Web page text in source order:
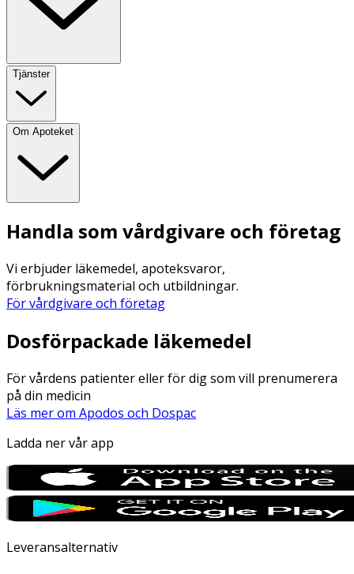
Tjänster
Om Apoteket
Handla som vårdgivare och företag
Vi erbjuder läkemedel, apoteksvaror,
förbrukningsmaterial och utbildningar.
För vårdgivare och företag
Dosförpackade läkemedel
För vårdens patienter eller för dig som vill prenumerera
på din medicin
Läs mer om Apodos och Dospac
Ladda ner vår app
Leveransalternativ